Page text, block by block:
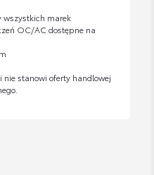
wszystkich marek
OC/AC dostępne na
nie stanowi oferty handlowej